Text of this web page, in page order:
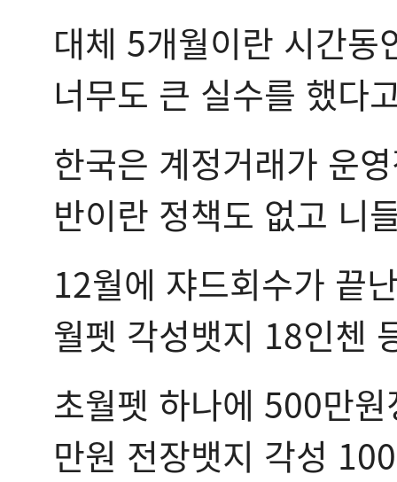
대체 5개월이란 시간
너무도 큰 실수를 했다
한국은 계정거래가 운
반이란 정책도 없고 니
12월에 쟈드회수가 끝
월펫 각성뱃지 18인첸
초월펫 하나에 500만
만원 전장뱃지 각성